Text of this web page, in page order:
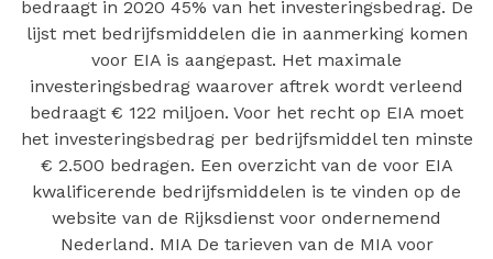
bedraagt in 2020 45% van het investeringsbedrag. De
lijst met bedrijfsmiddelen die in aanmerking komen
voor EIA is aangepast. Het maximale
investeringsbedrag waarover aftrek wordt verleend
bedraagt € 122 miljoen. Voor het recht op EIA moet
het investeringsbedrag per bedrijfsmiddel ten minste
€ 2.500 bedragen. Een overzicht van de voor EIA
kwalificerende bedrijfsmiddelen is te vinden op de
website van de Rijksdienst voor ondernemend
Nederland. MIA De tarieven van de MIA voor